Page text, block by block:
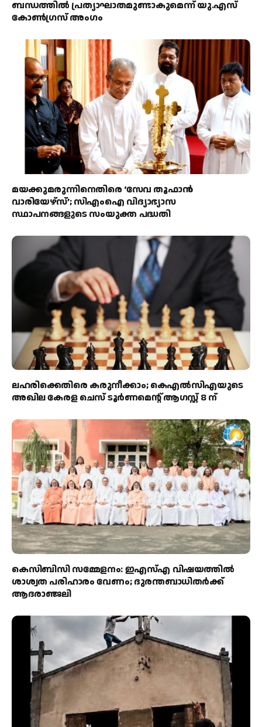
ബന്ധത്തിൽ പ്രത്യാഘാതമുണ്ടാകുമെന്ന് യു.എസ്
കോൺഗ്രസ് അംഗം
മയക്കുമരുന്നിനെതിരെ ‘സേവ തൂഫാൻ
വാരിയേഴ്‌സ്’; സിഎംഐ വിദ്യാഭ്യാസ
സ്ഥാപനങ്ങളുടെ സംയുക്ത പദ്ധതി
ലഹരിക്കെതിരെ കരുനീക്കാം; കെഎൽസിഎയുടെ
അഖില കേരള ചെസ് ടൂർണമെന്റ് ആഗസ്റ്റ് 8 ന്
കെസിബിസി സമ്മേളനം: ഇഎസ്എ വിഷയത്തിൽ
ശാശ്വത പരിഹാരം വേണം; ദുരന്തബാധിതർക്ക്
ആദരാഞ്ജലി